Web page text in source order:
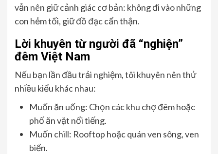
vẫn nên giữ cảnh giác cơ bản: không đi vào những
con hẻm tối, giữ đồ đạc cẩn thận.
Lời khuyên từ người đã “nghiện”
đêm Việt Nam
Nếu bạn lần đầu trải nghiệm, tôi khuyên nên thử
nhiều kiểu khác nhau:
Muốn ăn uống: Chọn các khu chợ đêm hoặc
phố ăn vặt nổi tiếng.
Muốn chill: Rooftop hoặc quán ven sông, ven
biển.